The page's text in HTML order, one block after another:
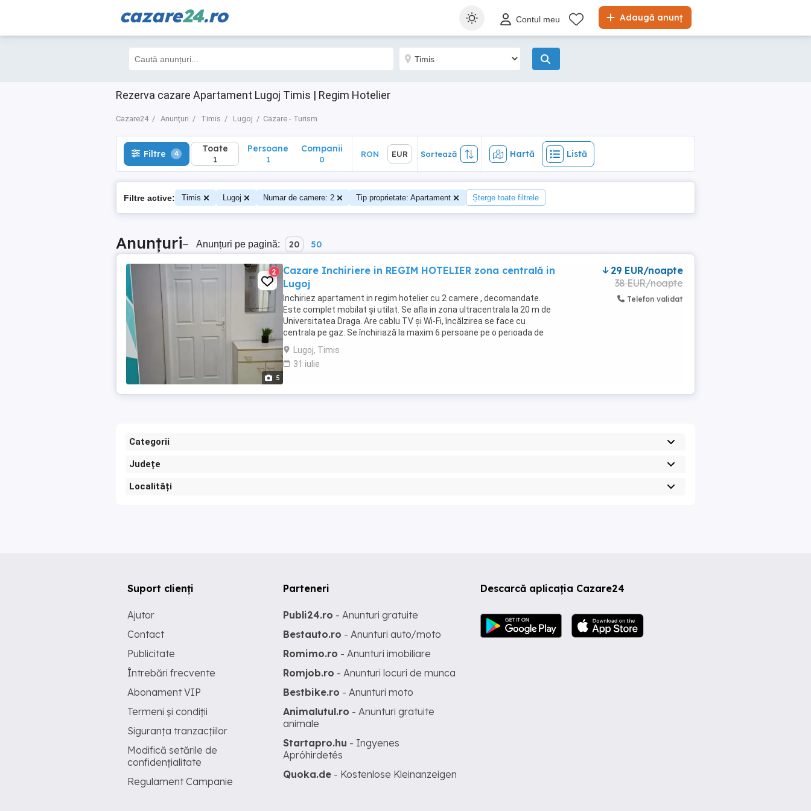
cazare24.ro Adaugă anunț
Contul meu
Rezerva cazare Apartament Lugoj Timis | Regim Hotelier
Cazare24 Anunțuri Timis Lugoj Cazare - Turism
Filtre 4 Toate
1
Hartă Listă
Filtre 4 Toate
1
Persoane
1
Companii
0
RON EUR Sortează Hartă Listă
Filtre active: Timis Lugoj Numar de camere: 2 Tip proprietate: Apartament Șterge toate filtrele
Anunțuri– Anunțuri pe pagină: 20 50
5
2
Cazare Inchiriere in REGIM HOTELIER zona centrală in
Lugoj
Inchiriez apartament in regim hotelier cu 2 camere , decomandate.
Este complet mobilat și utilat. Se afla in zona ultracentrala la 20 m de
Universitatea Draga. Are cablu TV și Wi-Fi, încălzirea se face cu
centrala pe gaz. Se închiriază la maxim 6 persoane pe o perioada de
minim 3 nopti. PREȚUL ESTE ...
Lugoj, Timis
31 iulie
29 EUR/noapte
38 EUR/noapte
Telefon validat
Categorii
Județe
Localități
Descarcă aplicația Cazare24
Suport clienți
Ajutor
Contact
Publicitate
Întrebări frecvente
Abonament VIP
Termeni și condiții
Siguranța tranzacțiilor
Modifică setările de
confidențialitate
Regulament Campanie
Parteneri
Publi24.ro - Anunturi gratuite
Bestauto.ro - Anunturi auto/moto
Romimo.ro - Anunturi imobiliare
Romjob.ro - Anunturi locuri de munca
Bestbike.ro - Anunturi moto
Animalutul.ro - Anunturi gratuite
animale
Startapro.hu - Ingyenes
Apróhirdetés
Quoka.de - Kostenlose Kleinanzeigen